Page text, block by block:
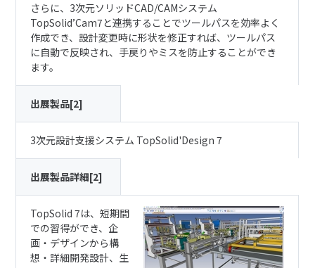
さらに、3次元ソリッドCAD/CAMシステム
TopSolid’Cam7と連携することでツールパスを効率よく
作成でき、設計変更時に形状を修正すれば、ツールパス
に自動で反映され、手戻りやミスを防止することができ
ます。
出展製品[2]
3次元設計支援システム TopSolid'Design 7
出展製品詳細[2]
TopSolid 7は、短期間
での習得ができ、企
画・デザインから構
想・詳細開発設計、生